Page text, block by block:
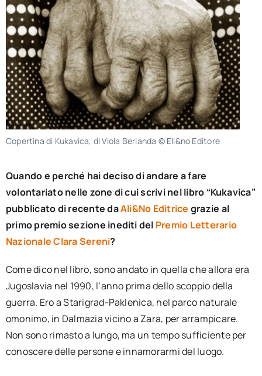
Copertina di Kukavica, di Viola Berlanda © Eli&no Editore
Quando e perché hai deciso di andare a fare
volontariato nelle zone di cui scrivi nel libro “Kukavica”
pubblicato di recente daAli&No Editrice grazie al
primo premio sezione inediti del Premio Letterario
Nazionale Clara Sereni?
Come dico nel libro, sono andato in quella che allora era
Jugoslavia nel 1990, l’anno prima dello scoppio della
guerra. Ero a Starigrad-Paklenica, nel parco naturale
omonimo, in Dalmazia vicino a Zara, per arrampicare.
Non sono rimasto a lungo, ma un tempo sufficiente per
conoscere delle persone e innamorarmi del luogo.